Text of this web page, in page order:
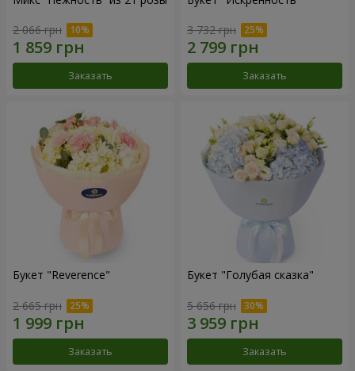
2 066 грн
Заказать
3 732 грн
Заказать
Букет "Reverence"
2 665 грн
Заказать
Букет "Голубая сказка"
5 656 грн
Заказать